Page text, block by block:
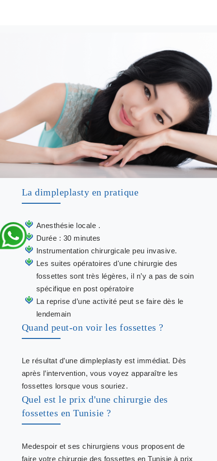
La dimpleplasty en pratique
Anesthésie locale .
Durée : 30 minutes
Instrumentation chirurgicale peu invasive.
Les suites opératoires d'une chirurgie des
fossettes sont très légères, il n’y a pas de soin
spécifique en post opératoire
La reprise d’une activité peut se faire dès le
lendemain
Quand peut-on voir les fossettes ?
Le résultat d’une dimpleplasty est immédiat. Dès
après l’intervention, vous voyez apparaître les
fossettes lorsque vous souriez.
Quel est le prix d'une chirurgie des
fossettes en Tunisie ?
Medespoir et ses chirurgiens vous proposent de
faire votre chirurgie des fossettes en Tunisie à prix